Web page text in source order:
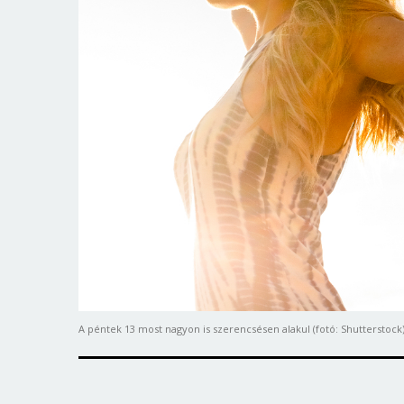
A péntek 13 most nagyon is szerencsésen alakul (fotó: Shutterstock)